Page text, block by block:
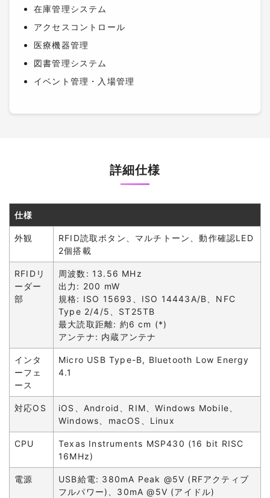
在庫管理システム
アクセスコントロール
医療機器管理
図書管理システム
イベント管理・入場管理
詳細仕様
仕様
外観
RFID読取ボタン、マルチトーン、動作確認LED
2個搭載
RFIDリ
ーダー
部
周波数: 13.56 MHz
出力: 200 mW
規格: ISO 15693、ISO 14443A/B、NFC
Type 2/4/5、ST25TB
最大読取距離: 約6 cm (*)
アンテナ: 内蔵アンテナ
インタ
ーフェ
ース
Micro USB Type-B, Bluetooth Low Energy
4.1
対応OS
iOS、Android、RIM、Windows Mobile、
Windows、macOS、Linux
CPU
Texas Instruments MSP430 (16 bit RISC
16MHz)
電源
USB給電: 380mA Peak @5V (RFアクティブ
フルパワー)、30mA @5V (アイドル)